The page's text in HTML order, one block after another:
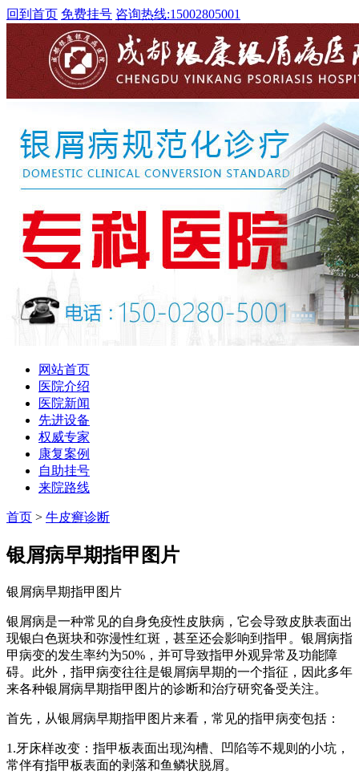
回到首页 免费挂号 咨询热线:15002805001
网站首页
医院介绍
医院新闻
先进设备
权威专家
康复案例
自助挂号
来院路线
首页 > 牛皮癣诊断
银屑病早期指甲图片
银屑病早期指甲图片
银屑病是一种常见的自身免疫性皮肤病，它会导致皮肤表面出
现银白色斑块和弥漫性红斑，甚至还会影响到指甲。银屑病指
甲病变的发生率约为50%，并可导致指甲外观异常及功能障
碍。此外，指甲病变往往是银屑病早期的一个指征，因此多年
来各种银屑病早期指甲图片的诊断和治疗研究备受关注。
首先，从银屑病早期指甲图片来看，常见的指甲病变包括：
1.牙床样改变：指甲板表面出现沟槽、凹陷等不规则的小坑，
常伴有指甲板表面的剥落和鱼鳞状脱屑。